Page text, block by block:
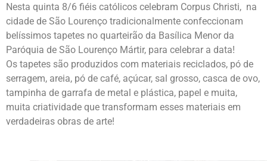
Nesta quinta 8/6 fiéis católicos celebram Corpus Christi, na
cidade de São Lourenço tradicionalmente confeccionam
belíssimos tapetes no quarteirão da Basílica Menor da
Paróquia de São Lourenço Mártir, para celebrar a data!
Os tapetes são produzidos com materiais reciclados, pó de
serragem, areia, pó de café, açúcar, sal grosso, casca de ovo,
tampinha de garrafa de metal e plástica, papel e muita,
muita criatividade que transformam esses materiais em
verdadeiras obras de arte!